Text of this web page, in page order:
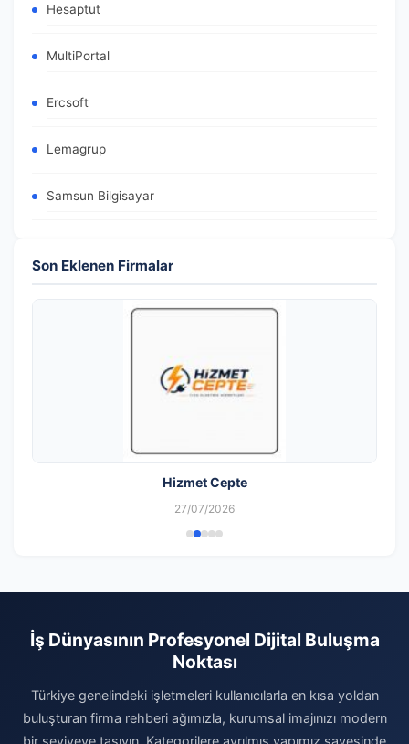
Hesaptut
MultiPortal
Ercsoft
Lemagrup
Samsun Bilgisayar
Son Eklenen Firmalar
Hizmet Cepte
27/07/2026
İş Dünyasının Profesyonel Dijital Buluşma
Noktası
Türkiye genelindeki işletmeleri kullanıcılarla en kısa yoldan
buluşturan firma rehberi ağımızla, kurumsal imajınızı modern
bir seviyeye taşıyın. Kategorilere ayrılmış yapımız sayesinde